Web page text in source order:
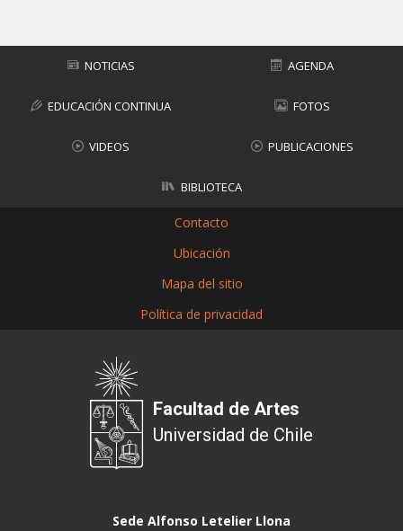
NOTICIAS AGENDA
EDUCACIÓN CONTINUA FOTOS
VIDEOS PUBLICACIONES
BIBLIOTECA
Contacto
Ubicación
Mapa del sitio
Política de privacidad
Facultad de Artes
Universidad de Chile
Sede Alfonso Letelier Llona